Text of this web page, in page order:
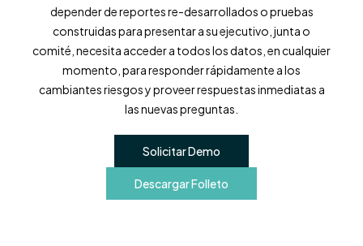
depender de reportes re-desarrollados o pruebas
construidas para presentar a su ejecutivo, junta o
comité, necesita acceder a todos los datos, en cualquier
momento, para responder rápidamente a los
cambiantes riesgos y proveer respuestas inmediatas a
las nuevas preguntas.
Solicitar Demo
Descargar Folleto